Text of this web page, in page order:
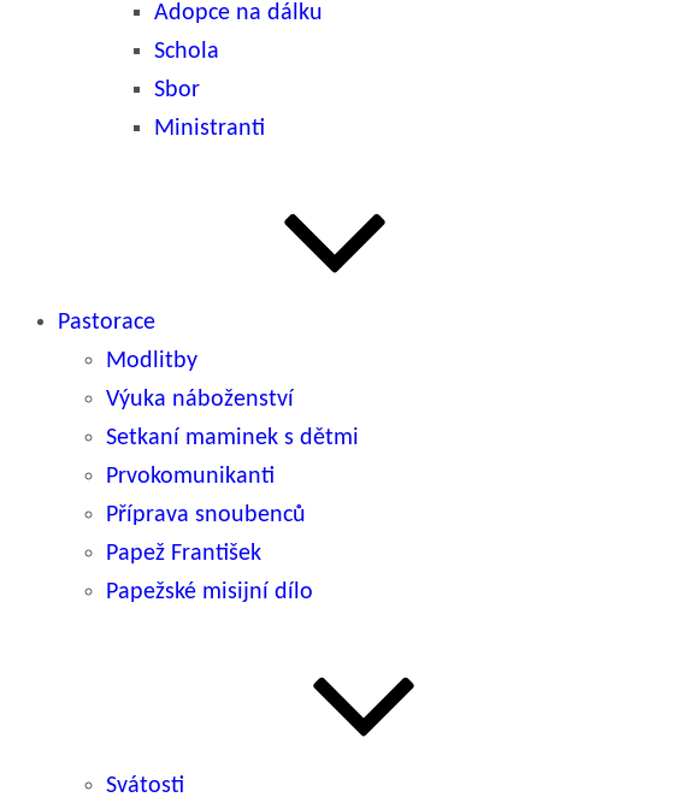
Adopce na dálku
Schola
Sbor
Ministranti
Pastorace
Modlitby
Výuka náboženství
Setkaní maminek s dětmi
Prvokomunikanti
Příprava snoubenců
Papež František
Papežské misijní dílo
Svátosti